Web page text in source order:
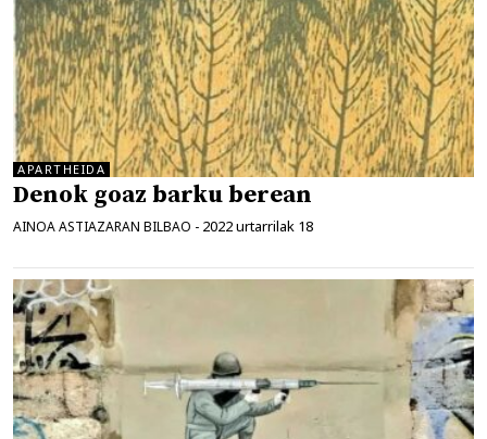
APARTHEIDA
Denok goaz barku berean
AINOA ASTIAZARAN BILBAO - 2022 urtarrilak 18